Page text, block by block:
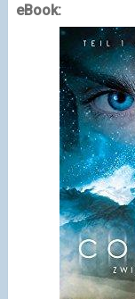
eBook: